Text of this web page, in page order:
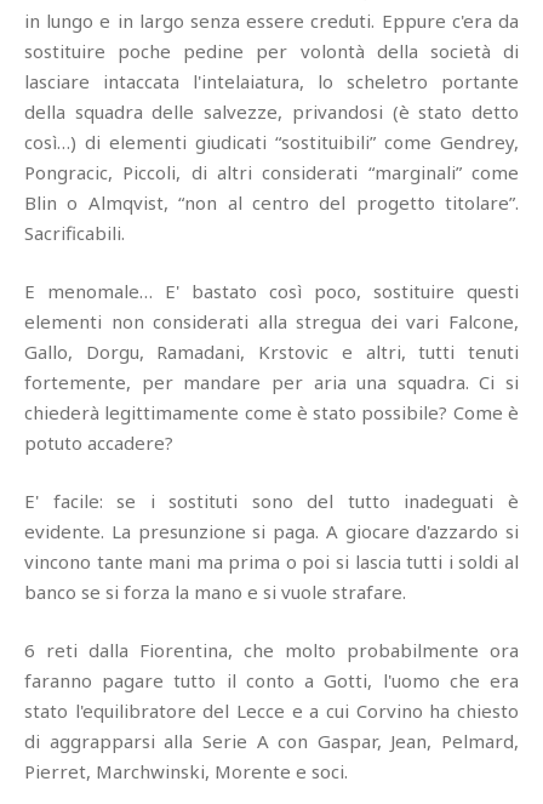
in lungo e in largo senza essere creduti. Eppure c'era da
sostituire poche pedine per volontà della società di
lasciare intaccata l'intelaiatura, lo scheletro portante
della squadra delle salvezze, privandosi (è stato detto
così…) di elementi giudicati “sostituibili” come Gendrey,
Pongracic, Piccoli, di altri considerati “marginali” come
Blin o Almqvist, “non al centro del progetto titolare”.
Sacrificabili.
E menomale… E' bastato così poco, sostituire questi
elementi non considerati alla stregua dei vari Falcone,
Gallo, Dorgu, Ramadani, Krstovic e altri, tutti tenuti
fortemente, per mandare per aria una squadra. Ci si
chiederà legittimamente come è stato possibile? Come è
potuto accadere?
E' facile: se i sostituti sono del tutto inadeguati è
evidente. La presunzione si paga. A giocare d'azzardo si
vincono tante mani ma prima o poi si lascia tutti i soldi al
banco se si forza la mano e si vuole strafare.
6 reti dalla Fiorentina, che molto probabilmente ora
faranno pagare tutto il conto a Gotti, l'uomo che era
stato l'equilibratore del Lecce e a cui Corvino ha chiesto
di aggrapparsi alla Serie A con Gaspar, Jean, Pelmard,
Pierret, Marchwinski, Morente e soci.